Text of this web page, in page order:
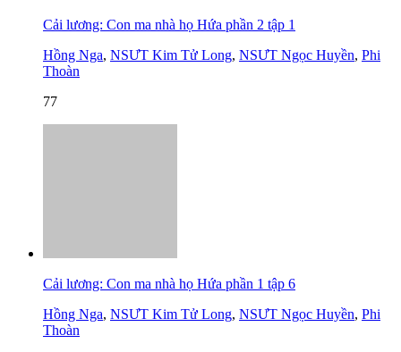
Cải lương: Con ma nhà họ Hứa phần 2 tập 1
Hồng Nga, NSƯT Kim Tử Long, NSƯT Ngọc Huyền, Phi
Thoàn
77
Cải lương: Con ma nhà họ Hứa phần 1 tập 6
Hồng Nga, NSƯT Kim Tử Long, NSƯT Ngọc Huyền, Phi
Thoàn